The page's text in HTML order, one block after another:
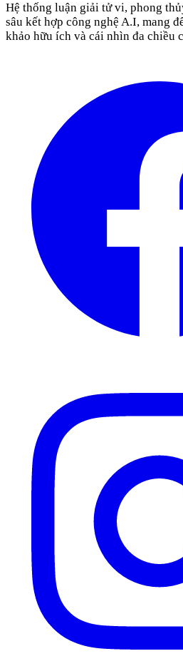
Hệ thống luận giải tử vi, phong
sâu kết hợp công nghệ A.I, mang
khảo hữu ích và cái nhìn đa chiều